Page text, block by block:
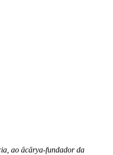
ao ācārya-fundador da